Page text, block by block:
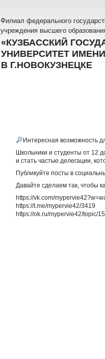
Филиал федерального
учреждения высшего
«КУЗБАССКИЙ
УНИВЕРСИТЕТ
В Г.НОВОКУЗНЕЦКЕ
Интересная возможность
Школьники и студенты от 12
и стать частью делегации,
Публикуйте посты в
Давайте сделаем так, чтобы
https://vk.com/
https://t.me/mypervie42/3419
https://ok.ru/mypervie42/topic/